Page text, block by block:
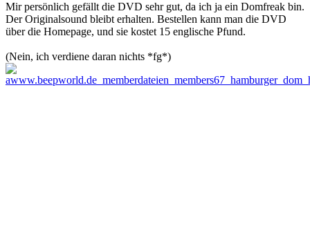
Mir persönlich gefällt die DVD sehr gut, da ich ja ein Domfreak bin.
Der Originalsound bleibt erhalten. Bestellen kann man die DVD
über die Homepage, und sie kostet 15 englische Pfund.
(Nein, ich verdiene daran nichts *fg*)